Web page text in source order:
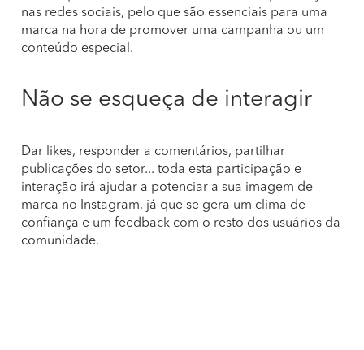
nas redes sociais, pelo que são essenciais para uma
marca na hora de promover uma campanha ou um
conteúdo especial.
Não se esqueça de interagir
Dar likes, responder a comentários, partilhar
publicações do setor... toda esta participação e
interação irá ajudar a potenciar a sua imagem de
marca no Instagram, já que se gera um clima de
confiança e um feedback com o resto dos usuários da
comunidade.